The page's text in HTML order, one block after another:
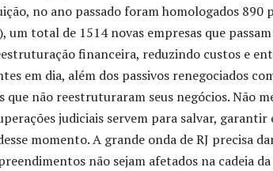
no ano passado foram homologados 890
um total de 1514 novas empresas que
financeira, reduzindo custos e
em dia, além dos passivos renegociados
que não reestruturaram seus negócios. Não
judiciais servem para salvar,
momento. A grande onda de RJ precisa
não sejam afetados na cadeia